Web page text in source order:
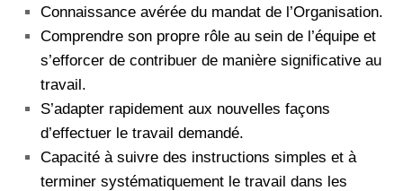
Connaissance avérée du mandat de l’Organisation.
Comprendre son propre rôle au sein de l’équipe et
s’efforcer de contribuer de manière significative au
travail.
S’adapter rapidement aux nouvelles façons
d’effectuer le travail demandé.
Capacité à suivre des instructions simples et à
terminer systématiquement le travail dans les